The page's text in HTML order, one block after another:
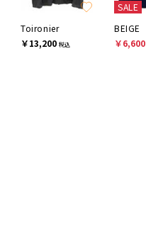
Toironier
￥13,200 税込
SALE
BEIGE
￥6,600